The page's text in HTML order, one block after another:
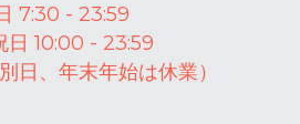
7:30 - 23:59
日 10:00 - 23:59
日、年末年始は休業）